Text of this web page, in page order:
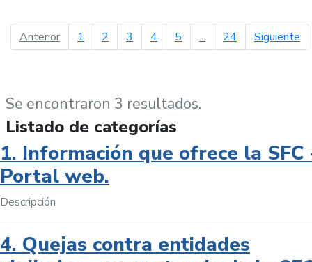
Anteriorpágina anterior
1 2 3 4 5 ... 24 Siguiente
Se encontraron 3 resultados.
Listado de categorías
1. Información que ofrece la SFC
Portal web.
Descripción
4. Quejas contra entidades